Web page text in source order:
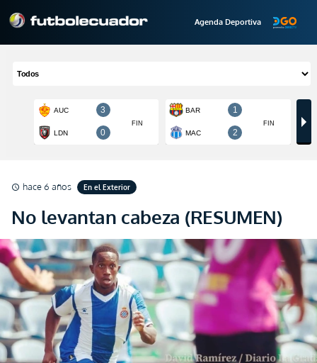
Agenda Deportiva
schedule hace 6 años En el Exterior
No levantan cabeza (RESUMEN)